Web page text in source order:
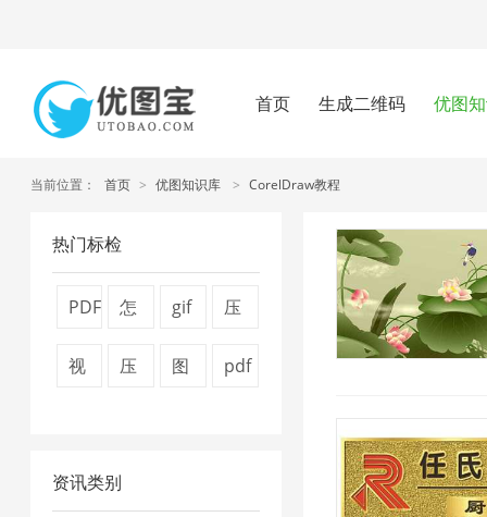
首页 生成二维码 优图
当前位置： 首页 > 优图知识库 > CorelDraw教程
热门标检
PDF
1
怎
图
gif
压
视
缩
压
片
图
pdf
资讯类别